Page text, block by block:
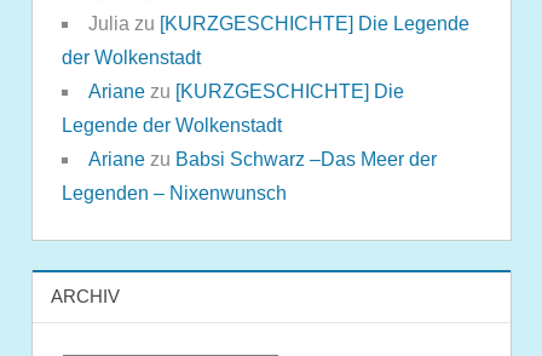
Julia zu [KURZGESCHICHTE] Die Legende
der Wolkenstadt
Arianezu [KURZGESCHICHTE] Die
Legende der Wolkenstadt
Arianezu Babsi Schwarz –Das Meer der
Legenden – Nixenwunsch
ARCHIV